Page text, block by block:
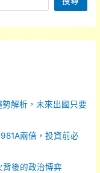
解析，未來出國只要
兩倍，投資前必
後的政治博弈